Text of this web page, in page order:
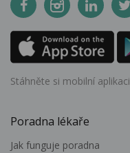
Stáhněte si mobilní aplikaci
Poradna lékaře
Jak funguje poradna